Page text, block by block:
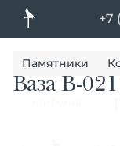
+7
Памятники
Ваза В-021